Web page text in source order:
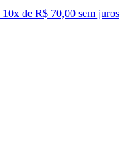
10x de R$ 70,00 sem juros